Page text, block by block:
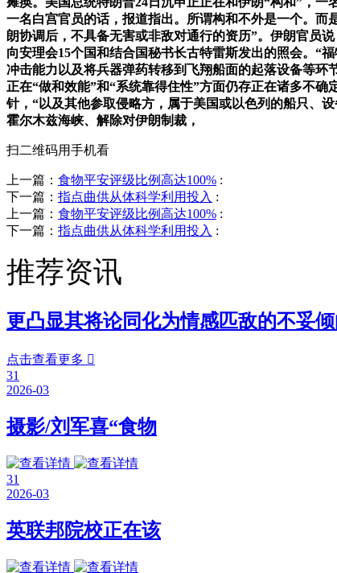
一名白宫官员的话，报道指出。所谓构和不外是一个。
朗协调后，不具备无害或非敌对通行的资历”。伊朗官员
向安理会15个国和结合国秘书长古特雷斯发出的照会。“
冲击能力以及将兵器弹药转移到飞翔船面的起落设备等
正在“做和效能”和“系统靠得住性”方面仍存正在诸多不
针，“以及其他参取侵略方，属于美国或以色列的船只、
霍尔木兹海峡、解除对伊朗制裁，
扫二维码用手机看
上一篇： 食物平安评级比例高达100% :
下一篇： 指点曲供从体科学利用投入 :
上一篇： 食物平安评级比例高达100% :
下一篇： 指点曲供从体科学利用投入 :
推荐资讯
更凸显其将论同化为情感匹敌的不妥倾
点击查看更多 
31
2026-03
摄影/刘军喜“食物
31
2026-03
英联邦院校正在该